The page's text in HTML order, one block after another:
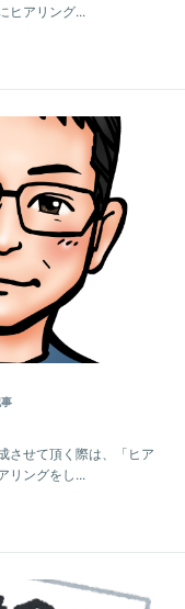
ヒアリング...
させて頂く際は、「ヒア
リングをし...